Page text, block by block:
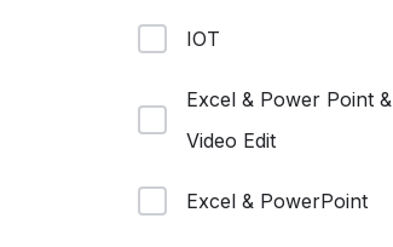
IOT
Excel & Power Point &
Video Edit
Excel & PowerPoint